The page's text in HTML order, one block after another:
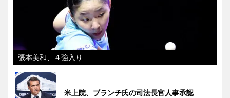
張本美和、４強入り
米上院、ブランチ氏の司法長官人事承認